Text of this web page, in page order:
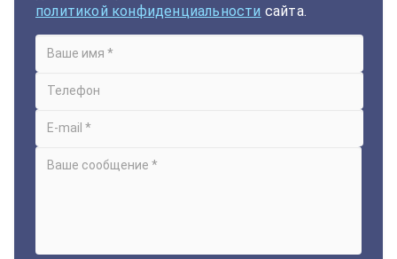
политикой конфиденциальности сайта.